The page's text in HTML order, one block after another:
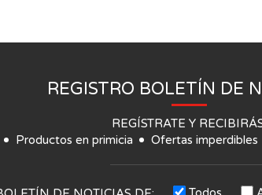
REGISTRO BOLETÍN DE
REGÍSTRATE Y
Productos en primicia
Ofertas imperdibles